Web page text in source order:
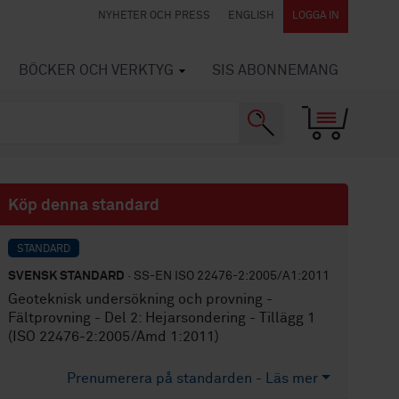
NYHETER OCH PRESS ENGLISH LOGGA IN
BÖCKER OCH VERKTYG SIS ABONNEMANG
Köp denna standard
STANDARD
SVENSK STANDARD · SS-EN ISO 22476-2:2005/A1:2011
Geoteknisk undersökning och provning -
Fältprovning - Del 2: Hejarsondering - Tillägg 1
(ISO 22476-2:2005/Amd 1:2011)
Prenumerera på standarden - Läs mer